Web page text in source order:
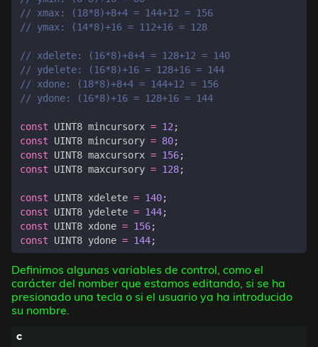
const UINT8 mincursorx = 12 ;
const
UINT8 mincursory = 80;
const
UINT8 maxcursorx = 156;
const
UINT8 maxcursory = 128;
const UINT8 xdelete = 140;
const
UINT8 ydelete = 144;
const
UINT8 xdone = 156;
const
UINT8 ydone = 144;
Definimos algunas variables de control, como el
carácter del nomber que estamos editando, si se ha
presionado una tecla o si el usuario ya ha introducido
su nombre.